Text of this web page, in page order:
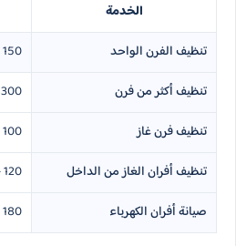
الخدمة
تنظيف الفرن الواحد
150 ريال
تنظيف أكثر من فرن
300 ريال
تنظيف فرن غاز
100 - 150 ريال
تنظيف أفران الغاز من الداخل
120 - 180 ريال
صيانة أفران الكهرباء
180 - 250 ريال